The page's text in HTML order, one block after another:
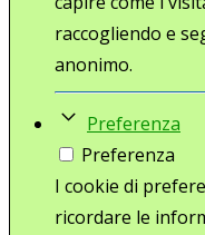
raccogliendo e
anonimo.
Preferenza
Preferenza
I cookie di
ricordare le